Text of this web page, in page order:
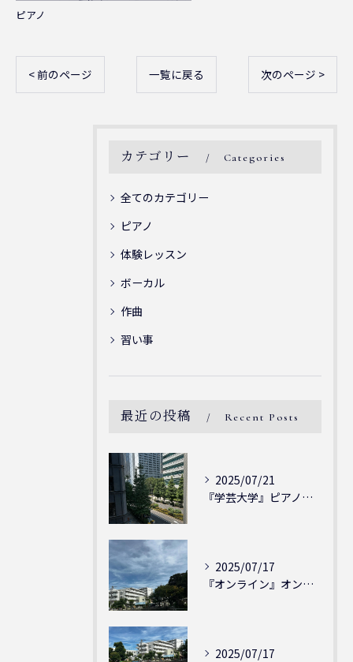
ピアノ
< 前のページ 一覧に戻る 次のページ >
カテゴリー Categories
全てのカテゴリー
ピアノ
体験レッスン
ボーカル
作曲
習い事
最近の投稿 Recent Posts
2025/07/21
『学芸大学』ピアノを弾ける喜び - シェリー・アーツ音楽教室...
2025/07/17
『オンライン』オンラインの会員様大募集中！シェリー・アーツ音...
2025/07/17